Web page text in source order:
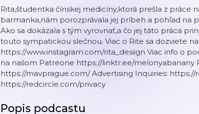
Rita,študentka čínskej medicíny,ktorá prešla z práce
barmanka,nám porozprávala jej príbeh a pohľad na
Ako sa dokázala s tým vyrovnať,a čo jej táto práca
touto sympatickou slečnou. Viac o Rite sa dozviete
https://www.instagram.com/rita_desiign Viac info o
na našom Patreone https://linktr.ee/melonyabanany
https://mavprague.com/ Advertising Inquiries:
https://redcircle.com/privacy
Popis podcastu